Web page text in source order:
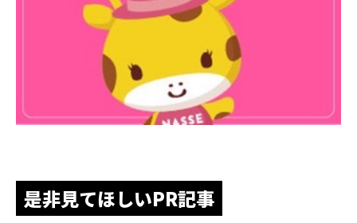
是非見てほしいPR記事